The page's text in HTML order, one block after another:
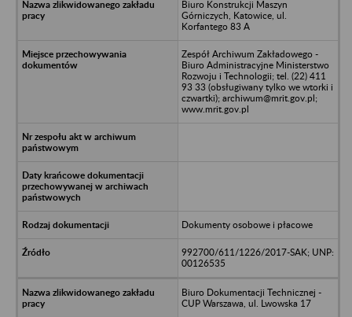
Biuro Konstrukcji Maszyn
Górniczych, Katowice, ul.
Korfantego 83 A
Zespół Archiwum Zakładowego -
Biuro Administracyjne Ministerstwo
Rozwoju i Technologii; tel. (22) 411
93 33 (obsługiwany tylko we wtorki i
czwartki); archiwum@mrit.gov.pl;
www.mrit.gov.pl
Dokumenty osobowe i płacowe
992700/611/1226/2017-SAK; UNP:
00126535
Biuro Dokumentacji Technicznej -
CUP Warszawa, ul. Lwowska 17